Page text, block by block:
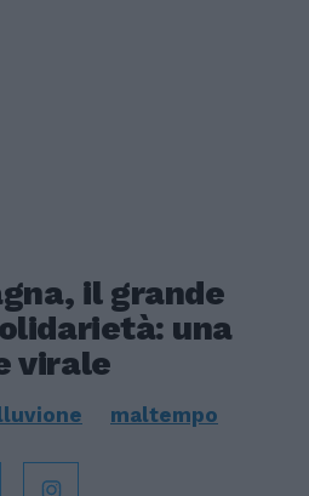
il grande
una
virale
maltempo